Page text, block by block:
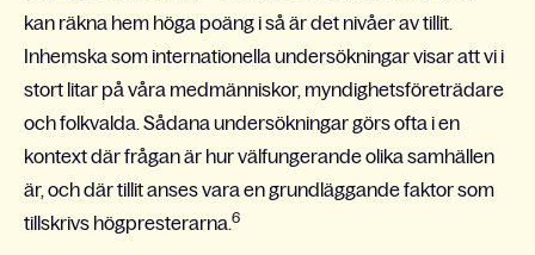
kan räkna hem höga poäng i så är det nivåer av tillit.
Inhemska som internationella undersökningar visar att vi i
stort litar på våra medmänniskor, myndighetsföreträdare
och folkvalda. Sådana undersökningar görs ofta i en
kontext där frågan är hur välfungerande olika samhällen
är, och där tillit anses vara en grundläggande faktor som
tillskrivs högpresterarna.6